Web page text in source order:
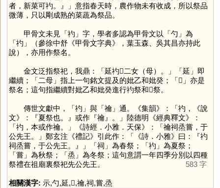
者，新菜可礿。』」意指春天時，農作物未有收成，所以祭品
微薄，只以剛成熟的菜蔬為祭品。
甲骨文未見「礿 」字，學者多認為甲骨文以「勺 」為
「礿 」（參徐中舒《甲骨文字典》，葉玉森、吳其昌亦持此
說），亦用作祭名。
金文泛指祭祀，我鼎：「延礿𠭥二女（母）。」「延 」即
繼續；「二母」指上一句銘文提及的妣乙和妣癸；「𠭥 」亦是
祭名；這句指繼續對妣乙和妣癸進行礿祭和𠭥祭。
傳世文獻中，「礿 」與「禴」通。《集韻》：「礿，《說
文》：『夏祭也。』或作『禴』。」陸德明《經典釋文》：
「礿，本或作禴。」《詩經．小雅．天保》：「禴祠烝嘗，于
公先王。」鄭玄注《禮記》引此作：「《詩．小雅》曰：『礿
祠烝嘗，于公先王。』」「祠 」為春祭；「礿 」為夏祭；
「嘗」為秋祭；「烝 」為冬祭；這句意謂一年四季分別以四種
祭禮在祖廟裏祭祀先公先王。
583 字
相關漢字: 示,勺,延,𠭥,禴,祠,嘗,烝